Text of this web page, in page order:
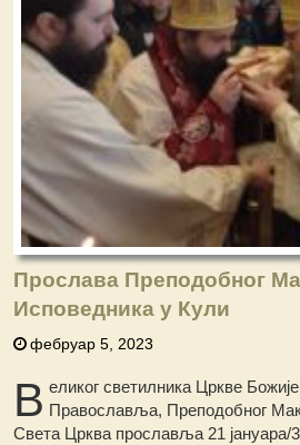
Прослава Преподобног
Исповедника у Кули
фебруар 5, 2023
В еликог светилника Цркве
Православља, Преподобног
Света Црква прославља 21 јануара/